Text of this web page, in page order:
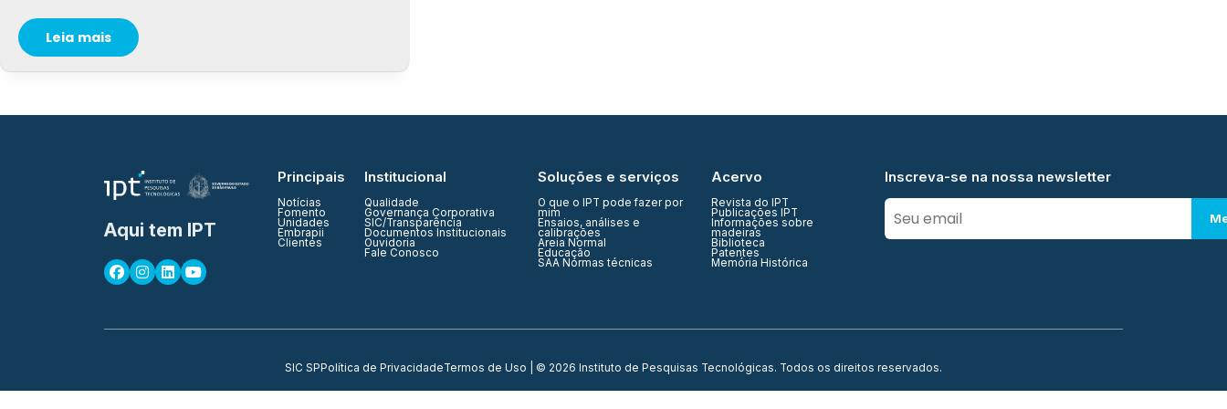
Leia mais
Aqui tem IPT
Principais
Notícias
Fomento
Unidades
Embrapii
Clientes
Institucional
Qualidade
Governança Corporativa
SIC/Transparência
Documentos Institucionais
Ouvidoria
Fale Conosco
Soluções e serviços
O que o IPT pode fazer por
mim
Ensaios, análises e
calibrações
Areia Normal
Educação
SAA Normas técnicas
Acervo
Revista do IPT
Publicações IPT
Informações sobre
madeiras
Biblioteca
Patentes
Memória Histórica
Inscreva-se na nossa newsletter
SIC SPPolítica de PrivacidadeTermos de Uso | © 2026 Instituto de Pesquisas Tecnológicas. Todos os direitos reservados.